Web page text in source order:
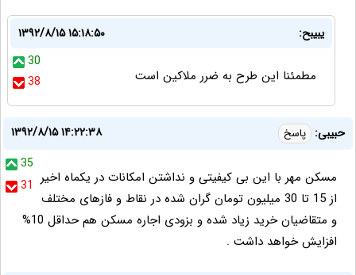
یبیبح:
۱۳۹۲/۸/۱۵ ۱۵:۱۸:۵۰
30
38
مطمئنا این طرح به ضرر ملاکین است
حبیبی: پاسخ
۱۳۹۲/۸/۱۵ ۱۴:۲۲:۳۸
35
31 مسکن مهر با این بی کیفیتی و نداشتن امکانات در یکماه اخیر
از 15 تا 30 میلیون تومان گران شده در نقاط و فازهای مختلف
و متقاضیان خرید زیاد شده و بزودی اجاره مسکن هم حداقل 10%
افزایش خواهد داشت .